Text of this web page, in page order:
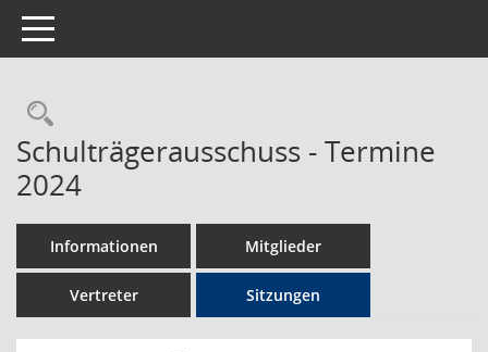
Toggle navigation
Rechercheauswahl
Schulträgerausschuss - Termine
2024
Informationen Mitglieder
Vertreter Sitzungen